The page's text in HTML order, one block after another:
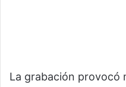
La grabación provocó